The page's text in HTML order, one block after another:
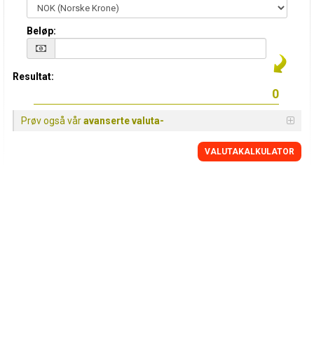
Beløp:
Resultat:
Prøv også våravanserte valuta-
VALUTAKALKULATOR